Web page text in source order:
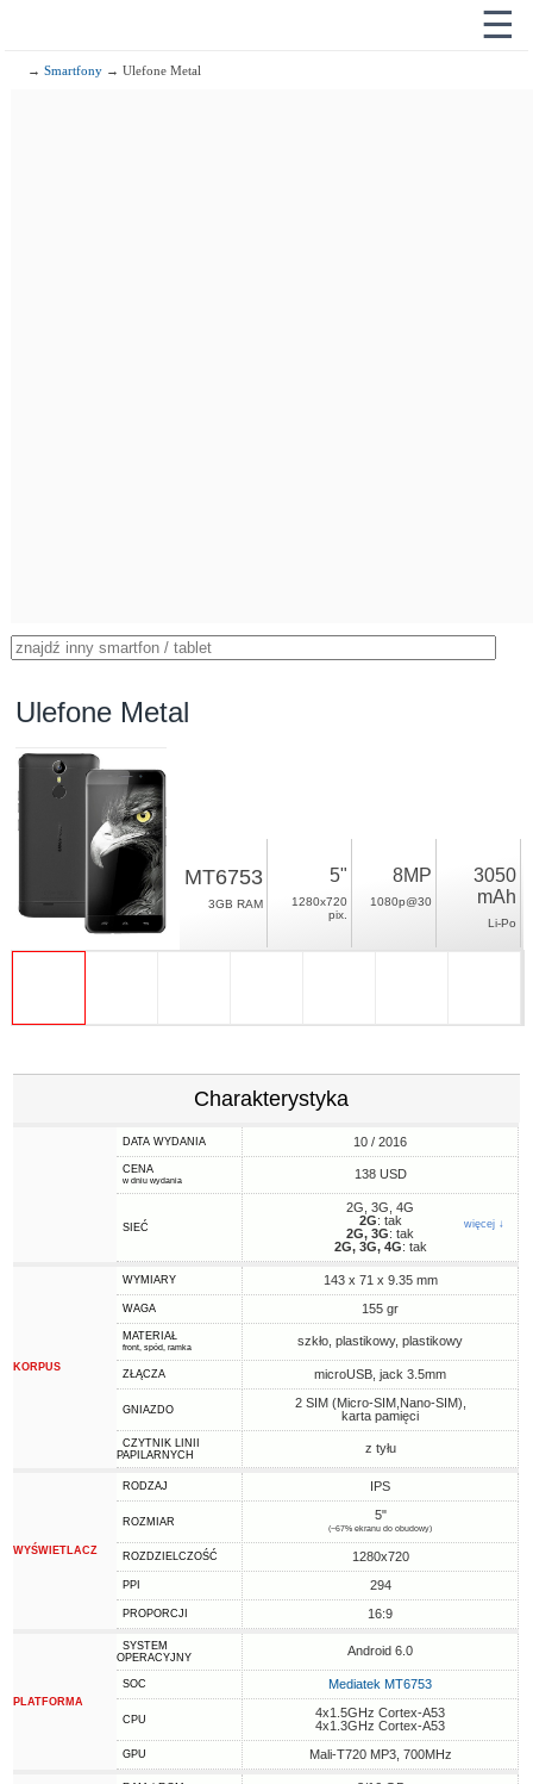
☰
→Smartfony → Ulefone Metal
Ulefone Metal
MT6753
3GB RAM
5"
1280x720
pix.
8MP
1080p@30
3050
mAh
Li-Po
Charakterystyka
DATA WYDANIA 10 / 2016
CENA
w dniu wydania 138 USD
SIEĆ
2G, 3G, 4G
więcej ↓
2G: tak
2G, 3G: tak
2G, 3G, 4G: tak
KORPUS
WYMIARY 143 x 71 x 9.35 mm
WAGA 155 gr
MATERIAŁ
front, spód, ramka szkło, plastikowy, plastikowy
ZŁĄCZA microUSB, jack 3.5mm
GNIAZDO
2 SIM (Micro-SIM,Nano-SIM),
karta pamięci
CZYTNIK LINII
PAPILARNYCH
z tyłu
WYŚWIETLACZ
RODZAJ IPS
ROZMIAR 5"
(~67% ekranu do obudowy)
ROZDZIELCZOŚĆ 1280x720
PPI 294
PROPORCJI 16:9
PLATFORMA
SYSTEM
OPERACYJNY
Android 6.0
SOC Mediatek MT6753
CPU
4x1.5GHz Cortex-A53
4x1.3GHz Cortex-A53
GPU Mali-T720 MP3, 700MHz